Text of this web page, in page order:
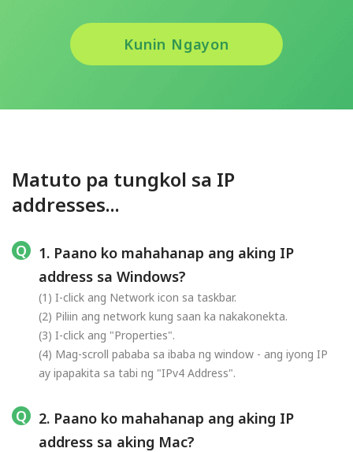
Kunin Ngayon
Matuto pa tungkol sa IP
addresses...
1. Paano ko mahahanap ang aking IP
address sa Windows?
(1) I-click ang Network icon sa taskbar.
(2) Piliin ang network kung saan ka nakakonekta.
(3) I-click ang "Properties".
(4) Mag-scroll pababa sa ibaba ng window - ang iyong IP
ay ipapakita sa tabi ng "IPv4 Address".
2. Paano ko mahahanap ang aking IP
address sa aking Mac?